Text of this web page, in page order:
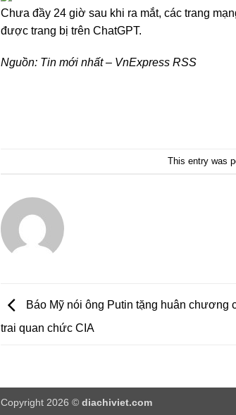
Chưa đầy 24 giờ sau khi ra mắt, các trang
được trang bị trên ChatGPT.
Nguồn: Tin mới nhất – VnExpress RSS
This entry was
Báo Mỹ nói ông Putin tặng huân chương
trai quan chức CIA
Copyright 2026 © diachiviet.com